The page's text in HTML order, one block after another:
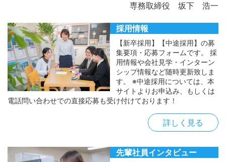
専務取締役 坂下 浩一
採用情報
【新卒採用】【中途採用】の募
集要項・応募フォームです。 採
用情報や会社見学・インターン
シップ情報など随時更新致しま
す。 ※中途採用については、本
サイトよりお申込み、もしくは
電話問い合わせでの直接応募も受け付けております！
詳しく見る
先輩社員インタビュー